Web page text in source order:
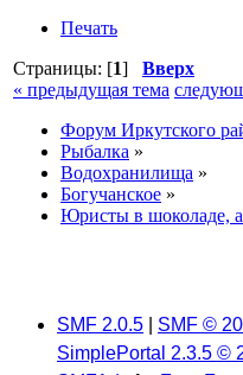
Печать
Страницы: [1] Вверх
« предыдущая тема
Форум Иркутского
Рыбалка »
Водохранилища »
Богучанское »
Юристы в шоколаде, а
SMF 2.0.5 SMF ©
SimplePortal 2.3.5 ©